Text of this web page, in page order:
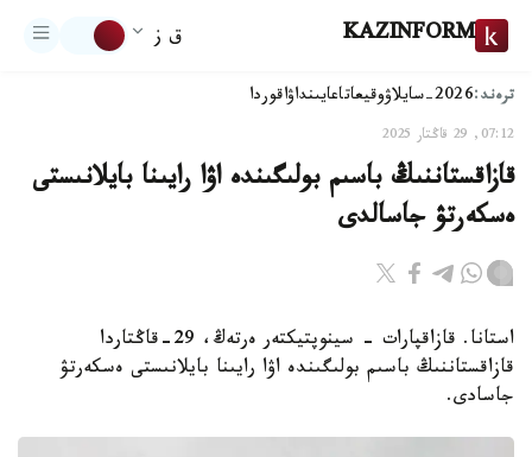
KAZINFORM ق ز
ترەند:2026-سايلاۋ وقيعاتاعايىنداۋاقوردا
07:12, 29 قاڭتار 2025
قازاقستاننىڭ باسىم بولىگىندە اۋا رايىنا بايلانىستى
ەسكەرتۋ جاسالدى
استانا. قازاقپارات - سينوپتيكتەر ەرتەڭ، 29-قاڭتاردا
قازاقستاننىڭ باسىم بولىگىندە اۋا رايىنا بايلانىستى ەسكەرتۋ
جاسادى.